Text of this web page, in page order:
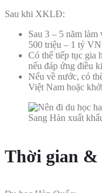
Sau khi XKLĐ:
Sau 3 – 5 năm
500 triệu – 1 tỷ
Có thể tiếp tục gia
nếu đáp ứng điều
Nếu về nước, có
Việt Nam hoặc
Sang Hàn xuất
Thời gian &